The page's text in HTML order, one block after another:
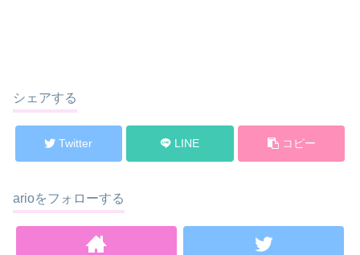
シェアする
Twitter LINE コピー
arioをフォローする